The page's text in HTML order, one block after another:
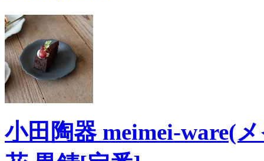
小田陶器 meimei-ware(